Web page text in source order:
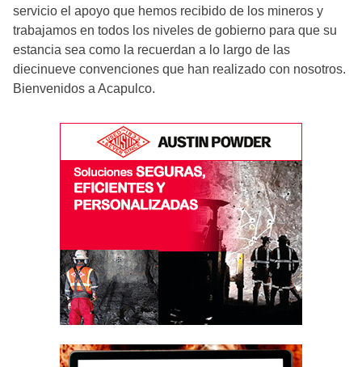
servicio el apoyo que hemos recibido de los mineros y
trabajamos en todos los niveles de gobierno para que su
estancia sea como la recuerdan a lo largo de las
diecinueve convenciones que han realizado con nosotros.
Bienvenidos a Acapulco.